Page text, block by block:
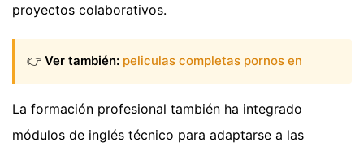
proyectos colaborativos.
👉 Ver también: peliculas completas pornos en
La formación profesional también ha integrado
módulos de inglés técnico para adaptarse a las